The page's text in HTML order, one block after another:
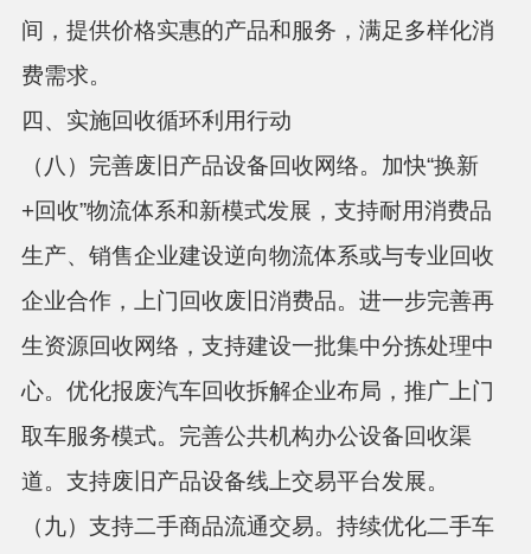
间，提供价格实惠的产品和服务，满足多样化消
费需求。
四、实施回收循环利用行动
（八）完善废旧产品设备回收网络。 加快“换新
+回收”物流体系和新模式发展，支持耐用消费品
生产、销售企业建设逆向物流体系或与专业回收
企业合作，上门回收废旧消费品。进一步完善再
生资源回收网络，支持建设一批集中分拣处理中
心。优化报废汽车回收拆解企业布局，推广上门
取车服务模式。完善公共机构办公设备回收渠
道。支持废旧产品设备线上交易平台发展。
（九）支持二手商品流通交易。 持续优化二手车